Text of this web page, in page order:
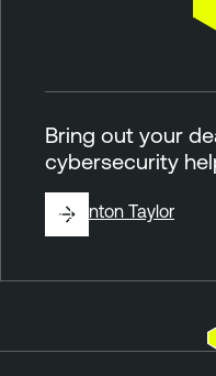
Bring out your
cybersecurity
ByBrinton Taylor